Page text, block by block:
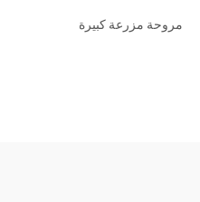
مروحة مزرعة كبيرة